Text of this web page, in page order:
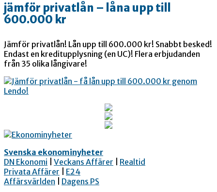
jämför privatlån – låna upp till
600.000 kr
Jämför privatlån! Lån upp till 600.000 kr! Snabbt besked!
Endast en kreditupplysning (en UC)! Flera erbjudanden
från 35 olika långivare!
Svenska ekonominyheter
DN Ekonomi
Veckans Affärer
Realtid
Privata Affärer
E24
Affärsvärlden
Dagens PS